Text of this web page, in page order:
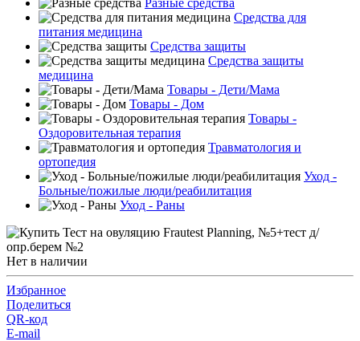
Средства для
питания медицина
Средства защиты
Средства защиты
медицина
Товары - Дети/Мама
Товары - Дом
Товары -
Оздоровительная терапия
Травматология и
ортопедия
Уход -
Больные/пожилые люди/реабилитация
Уход - Раны
Нет в наличии
Избранное
Поделиться
QR-код
E-mail